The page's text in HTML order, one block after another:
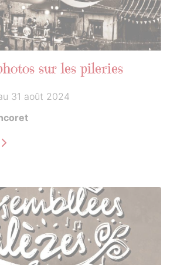
sur les pileries
31 août 2024